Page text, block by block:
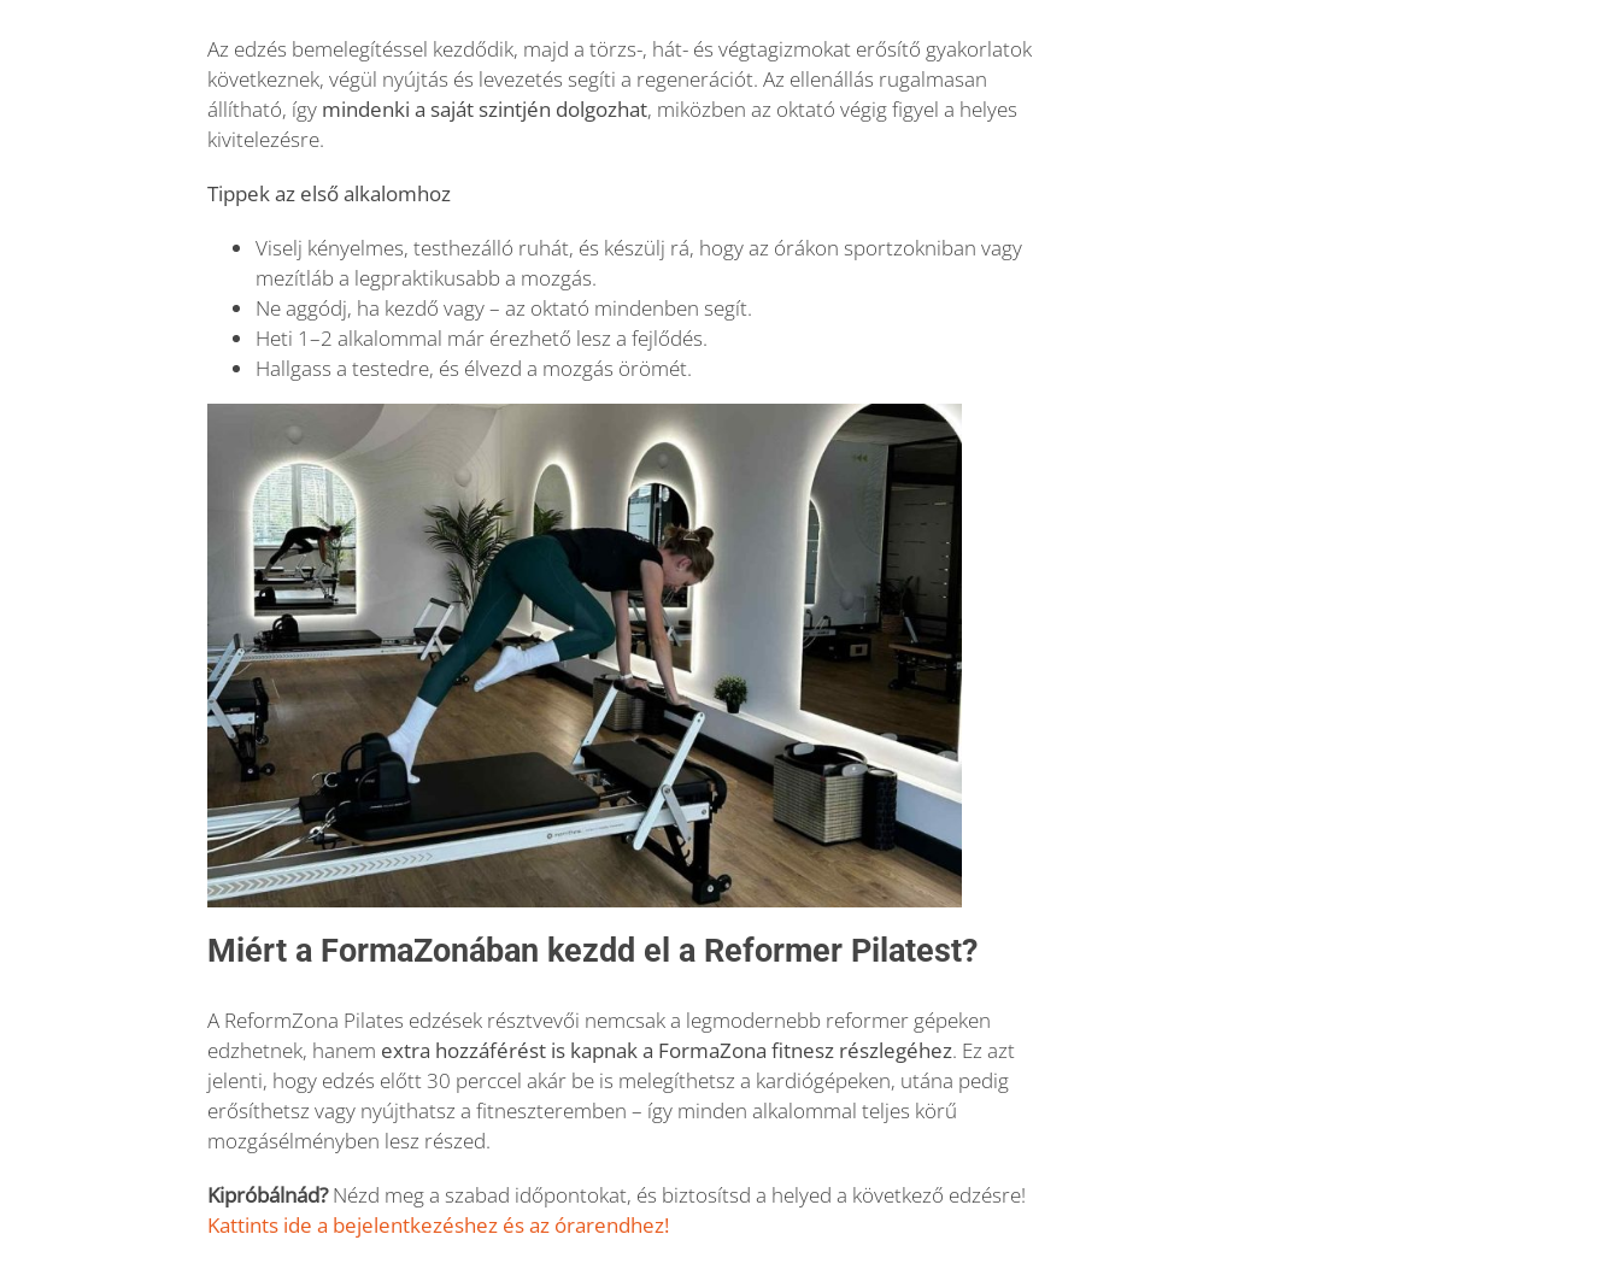
Az edzés bemelegítéssel kezdődik, majd a törzs-, hát- és végtagizmokat erősítő gyakorlatok
következnek, végül nyújtás és levezetés segíti a regenerációt. Az ellenállás rugalmasan
állítható, így mindenki a saját szintjén dolgozhat, miközben az oktató végig figyel a helyes
kivitelezésre.
Tippek az első alkalomhoz
Viselj kényelmes, testhezálló ruhát, és készülj rá, hogy az órákon sportzokniban vagy
mezítláb a legpraktikusabb a mozgás.
Ne aggódj, ha kezdő vagy – az oktató mindenben segít.
Heti 1–2 alkalommal már érezhető lesz a fejlődés.
Hallgass a testedre, és élvezd a mozgás örömét.
Miért a FormaZonában kezdd el a Reformer Pilatest?
A ReformZona Pilates edzések résztvevői nemcsak a legmodernebb reformer gépeken
edzhetnek, hanem extra hozzáférést is kapnak a FormaZona fitnesz részlegéhez. Ez azt
jelenti, hogy edzés előtt 30 perccel akár be is melegíthetsz a kardiógépeken, utána pedig
erősíthetsz vagy nyújthatsz a fitneszteremben – így minden alkalommal teljes körű
mozgásélményben lesz részed.
Kipróbálnád?Nézd meg a szabad időpontokat, és biztosítsd a helyed a következő edzésre!
Kattints ide a bejelentkezéshez és az órarendhez!